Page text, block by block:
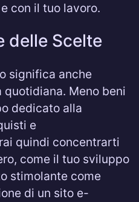
con il tuo lavoro.
delle Scelte
significa anche
Meno beni
dedicato alla
e
quindi concentrarti
come il tuo sviluppo
stimolante come
di un sito e-